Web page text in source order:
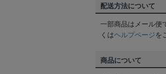
配送方法について
一部商品はメール便
くはヘルプページを
商品について